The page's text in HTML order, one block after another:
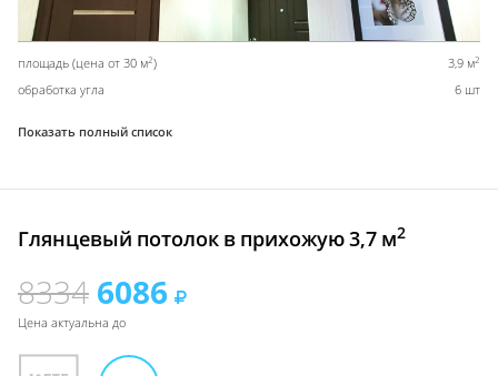
площадь (цена от 30 м2) 3,9 м2
обработка угла 6 шт
Показать полный список
Глянцевый потолок в прихожую 3,7 м2
8334 6086
Цена актуальна до